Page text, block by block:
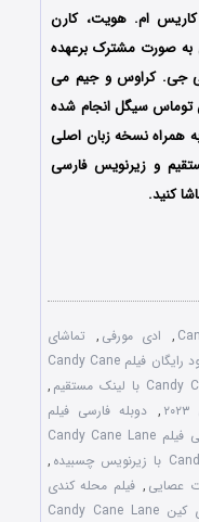
کاریس ام. هویت، کارن
به صورت مشترک برعهده
جی. کراوس و جیم می
توماس سیگل انجام شده
همراه نسخه زبان اصلی
و زیرنویس فارسی
کنید.
, ادی مورفی , تماشای
دانلود رایگان فیلم Candy Cane
,
, دوبله فارسی فیلم
زیرنویس فارسی فیلم Candy Cane Lane
,
, فیلم محله کندی
فیلم محله کندی کین Candy Cane Lane